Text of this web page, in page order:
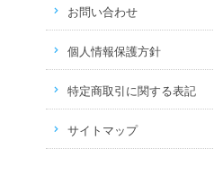
お問い合わせ
個人情報保護方針
特定商取引に関する表記
サイトマップ